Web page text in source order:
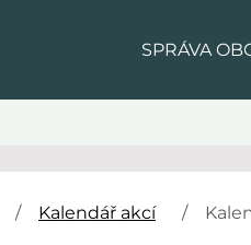
SPRÁVA
Kalendář akcí